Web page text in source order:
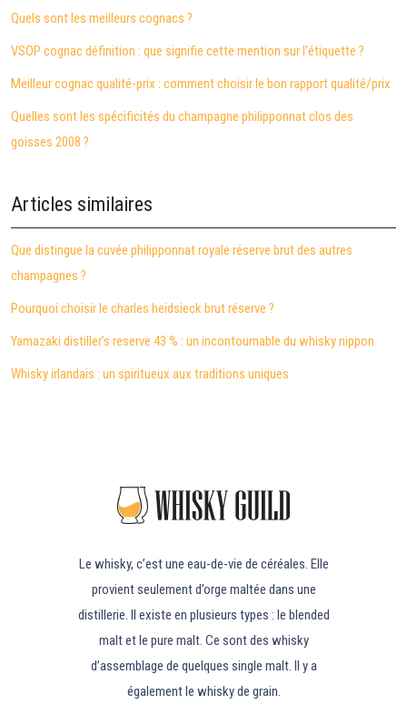
Quels sont les meilleurs cognacs ?
VSOP cognac définition : que signifie cette mention sur l’étiquette ?
Meilleur cognac qualité-prix : comment choisir le bon rapport qualité/prix
Quelles sont les spécificités du champagne philipponnat clos des
goisses 2008 ?
Articles similaires
Que distingue la cuvée philipponnat royale réserve brut des autres
champagnes ?
Pourquoi choisir le charles heidsieck brut réserve ?
Yamazaki distiller’s reserve 43 % : un incontournable du whisky nippon
Whisky irlandais : un spiritueux aux traditions uniques
Le whisky, c’est une eau-de-vie de céréales. Elle
provient seulement d’orge maltée dans une
distillerie. Il existe en plusieurs types : le blended
malt et le pure malt. Ce sont des whisky
d’assemblage de quelques single malt. Il y a
également le whisky de grain.